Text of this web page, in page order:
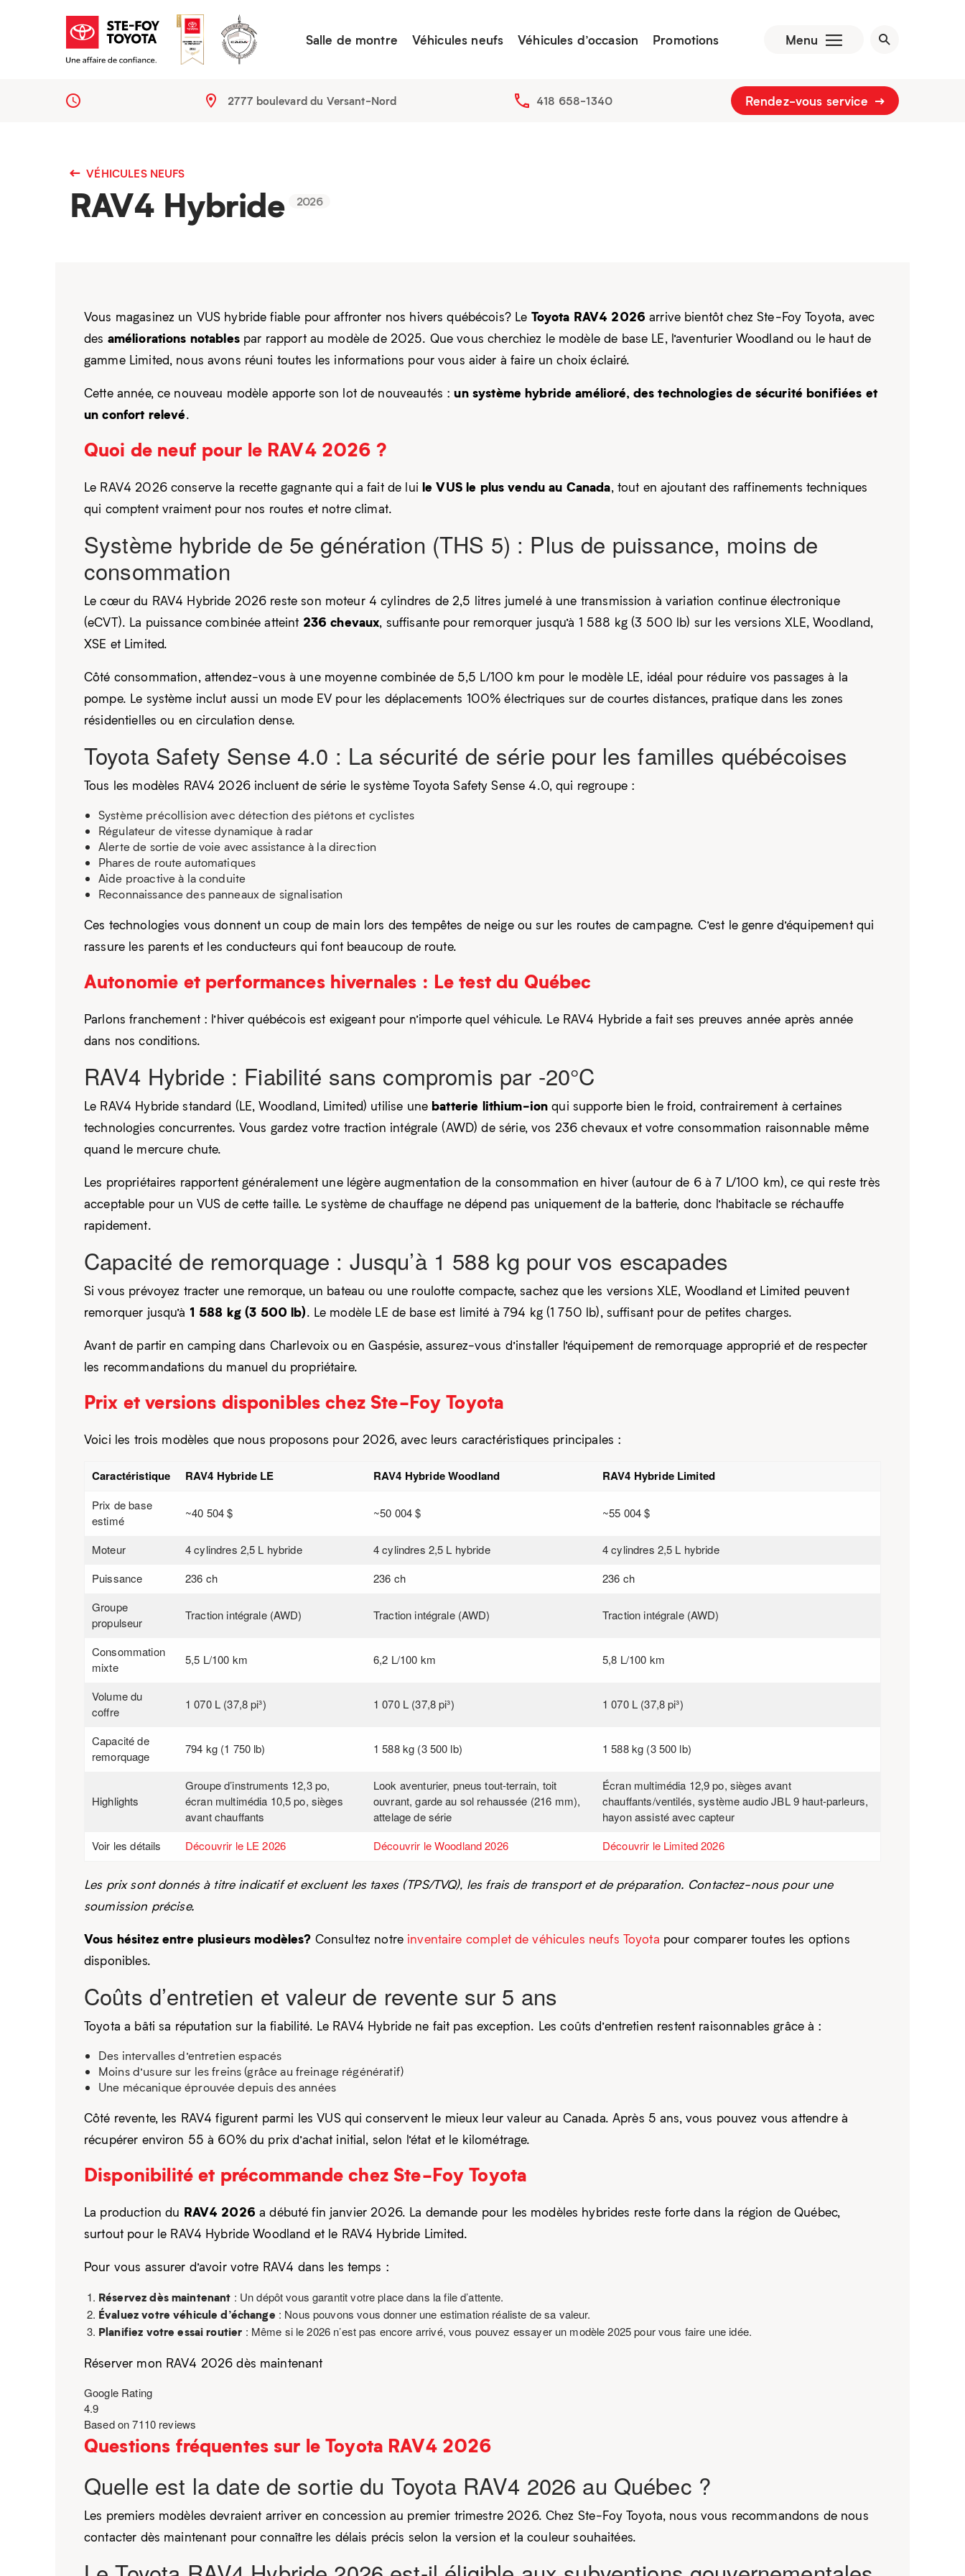
Salle de montre Véhicules neufs Véhicules d’occasion Promotions Menu
2777 boulevard du Versant-Nord 418 658-1340 Rendez-vous service
VÉHICULES NEUFS
RAV4 Hybride 2026
Vous magasinez un VUS hybride fiable pour affronter nos hivers québécois? Le Toyota RAV4 2026 arrive bientôt chez Ste-Foy Toyota, avec
des améliorations notablespar rapport au modèle de 2025. Que vous cherchiez le modèle de base LE, l’aventurier Woodland ou le haut de
gamme Limited, nous avons réuni toutes les informations pour vous aider à faire un choix éclairé.
Cette année, ce nouveau modèle apporte son lot de nouveautés :un système hybride amélioré, des technologies de sécurité bonifiées et
un confort relevé.
Quoi de neuf pour le RAV4 2026 ?
Le RAV4 2026 conserve la recette gagnante qui a fait de lui le VUS le plus vendu au Canada, tout en ajoutant des raffinements techniques
qui comptent vraiment pour nos routes et notre climat.
Système hybride de 5e génération (THS 5) : Plus de puissance, moins de
consommation
Le cœur du RAV4 Hybride 2026 reste son moteur 4 cylindres de 2,5 litres jumelé à une transmission à variation continue électronique
(eCVT). La puissance combinée atteint 236 chevaux, suffisante pour remorquer jusqu’à 1 588 kg (3 500 lb) sur les versions XLE, Woodland,
XSE et Limited.
Côté consommation, attendez-vous à une moyenne combinée de 5,5 L/100 km pour le modèle LE, idéal pour réduire vos passages à la
pompe. Le système inclut aussi un mode EV pour les déplacements 100% électriques sur de courtes distances, pratique dans les zones
résidentielles ou en circulation dense.
Toyota Safety Sense 4.0 : La sécurité de série pour les familles québécoises
Tous les modèles RAV4 2026 incluent de série le système Toyota Safety Sense 4.0, qui regroupe :
Système précollision avec détection des piétons et cyclistes
Régulateur de vitesse dynamique à radar
Alerte de sortie de voie avec assistance à la direction
Phares de route automatiques
Aide proactive à la conduite
Reconnaissance des panneaux de signalisation
Ces technologies vous donnent un coup de main lors des tempêtes de neige ou sur les routes de campagne. C’est le genre d’équipement qui
rassure les parents et les conducteurs qui font beaucoup de route.
Autonomie et performances hivernales : Le test du Québec
Parlons franchement : l’hiver québécois est exigeant pour n’importe quel véhicule. Le RAV4 Hybride a fait ses preuves année après année
dans nos conditions.
RAV4 Hybride : Fiabilité sans compromis par -20°C
Le RAV4 Hybride standard (LE, Woodland, Limited) utilise une batterie lithium-ion qui supporte bien le froid, contrairement à certaines
technologies concurrentes. Vous gardez votre traction intégrale (AWD) de série, vos 236 chevaux et votre consommation raisonnable même
quand le mercure chute.
Les propriétaires rapportent généralement une légère augmentation de la consommation en hiver (autour de 6 à 7 L/100 km), ce qui reste très
acceptable pour un VUS de cette taille. Le système de chauffage ne dépend pas uniquement de la batterie, donc l’habitacle se réchauffe
rapidement.
Capacité de remorquage : Jusqu’à 1 588 kg pour vos escapades
Si vous prévoyez tracter une remorque, un bateau ou une roulotte compacte, sachez que les versions XLE, Woodland et Limited peuvent
remorquer jusqu’à 1 588 kg (3 500 lb). Le modèle LE de base est limité à 794 kg (1 750 lb), suffisant pour de petites charges.
Avant de partir en camping dans Charlevoix ou en Gaspésie, assurez-vous d’installer l’équipement de remorquage approprié et de respecter
les recommandations du manuel du propriétaire.
Prix et versions disponibles chez Ste-Foy Toyota
Voici les trois modèles que nous proposons pour 2026, avec leurs caractéristiques principales :
Caractéristique RAV4 Hybride LE RAV4 Hybride Woodland RAV4 Hybride Limited
Prix de base
estimé
~40 504 $ ~50 004 $ ~55 004 $
Moteur 4 cylindres 2,5 L hybride 4 cylindres 2,5 L hybride
4 cylindres 2,5 L hybride
Puissance
236 ch 236 ch
236 ch
Groupe
propulseur
Traction intégrale (AWD) Traction intégrale (AWD) Traction intégrale (AWD)
Consommation
mixte
5,5 L/100 km 6,2 L/100 km 5,8 L/100 km
Volume du
coffre
1 070 L (37,8 pi³) 1 070 L (37,8 pi³) 1 070 L (37,8 pi³)
Capacité de
remorquage
794 kg (1 750 lb) 1 588 kg (3 500 lb) 1 588 kg (3 500 lb)
Highlights
Groupe d’instruments 12,3 po,
écran multimédia 10,5 po, sièges
avant chauffants
Look aventurier, pneus tout-terrain, toit
ouvrant, garde au sol rehaussée (216 mm),
attelage de série
Écran multimédia 12,9 po, sièges avant
chauffants/ventilés, système audio JBL 9 haut-parleurs,
hayon assisté avec capteur
Voir les détails
Découvrir le LE 2026 Découvrir le Woodland 2026 Découvrir le Limited 2026
Les prix sont donnés à titre indicatif et excluent les taxes (TPS/TVQ), les frais de transport et de préparation. Contactez-nous pour une
soumission précise.
Vous hésitez entre plusieurs modèles? Consultez notre inventaire complet de véhicules neufs Toyota pour comparer toutes les options
disponibles.
Coûts d’entretien et valeur de revente sur 5 ans
Toyota a bâti sa réputation sur la fiabilité. Le RAV4 Hybride ne fait pas exception. Les coûts d’entretien restent raisonnables grâce à :
Des intervalles d’entretien espacés
Moins d’usure sur les freins (grâce au freinage régénératif)
Une mécanique éprouvée depuis des années
Côté revente, les RAV4 figurent parmi les VUS qui conservent le mieux leur valeur au Canada. Après 5 ans, vous pouvez vous attendre à
récupérer environ 55 à 60% du prix d’achat initial, selon l’état et le kilométrage.
Disponibilité et précommande chez Ste-Foy Toyota
La production du RAV4 2026 a débuté fin janvier 2026. La demande pour les modèles hybrides reste forte dans la région de Québec,
surtout pour le RAV4 Hybride Woodland et le RAV4 Hybride Limited.
Pour vous assurer d’avoir votre RAV4 dans les temps :
Réservez dès maintenant : Un dépôt vous garantit votre place dans la file d’attente.
Évaluez votre véhicule d’échange : Nous pouvons vous donner une estimation réaliste de sa valeur.
Planifiez votre essai routier : Même si le 2026 n’est pas encore arrivé, vous pouvez essayer un modèle 2025 pour vous faire une idée.
Réserver mon RAV4 2026 dès maintenant
Google Rating
4.9
Based on 7110 reviews
Questions fréquentes sur le Toyota RAV4 2026
Quelle est la date de sortie du Toyota RAV4 2026 au Québec ?
Les premiers modèles devraient arriver en concession au premier trimestre 2026. Chez Ste-Foy Toyota, nous vous recommandons de nous
contacter dès maintenant pour connaître les délais précis selon la version et la couleur souhaitées.